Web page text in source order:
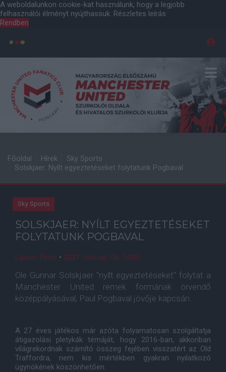
A weboldalunkon cookie-kat használunk, hogy a legjobb
felhasználói élményt nyújthassuk. Részletes leírás
Rendben
Főoldal Hírek
Sky Sports
Solskjaer: Nyílt egyeztetéseket folytatunk Pogbaval
Sky Sports
SOLSKJAER: NYÍLT EGYEZTETÉSEKET
FOLYTATUNK POGBAVAL
Lakner Péter • 2021. február. 06. 14:00
Ole Gunnar Solskjaer "nyílt egyeztetéseket" folytat a
Manchester United remek formának örvendő
középpályásával, Paul Pogbaval jövője kapcsán.
A 27 éves játékos már azóta folyamatosan szolgáltatja
átigazolási pletykák témáját, hogy 2016-ban, akkoriban
világrekordnak számító összeg fejében visszatért az Old
Traffordra, nem kis mértékben gyakran nyilatkozó
ügynökének köszönhetően.